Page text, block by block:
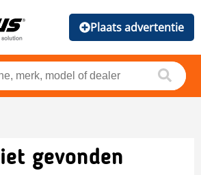
Plaats advertentie
gevonden